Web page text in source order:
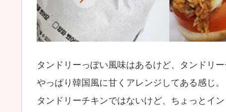
タンドリーっぽい風味はあるけど、タンドリ
やっぱり韓国風に甘くアレンジしてある感じ。
タンドリーチキンではないけど、ちょっとイ